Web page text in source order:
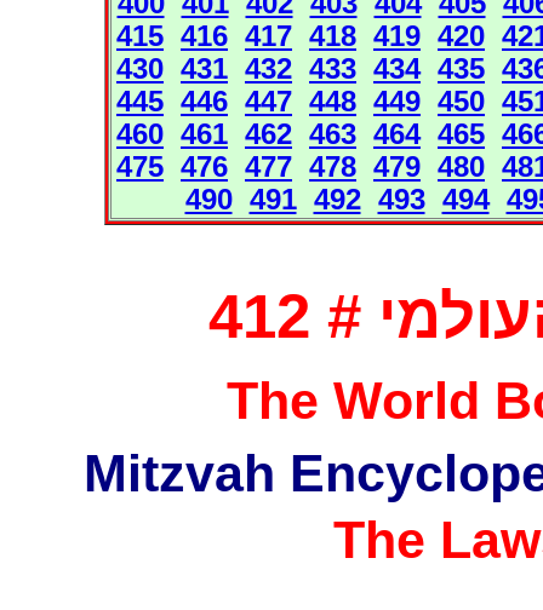
415 416 417 418 419 420
430 431 432 433 434 435
445 446 447 448 449 450
460 461 462 463 464 465
475 476 477 478 479 480
490 491 492 493 494
# 412
The World
The